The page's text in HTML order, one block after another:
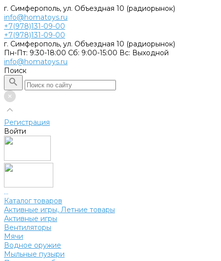
г. Симферополь, ул. Объездная 10 (радиорынок)
info@homatoys.ru
+7(978)131-09-00
+7(978)131-09-00
г. Симферополь, ул. Объездная 10 (радиорынок)
Пн-Пт: 9:30-18:00 Cб: 9:00-15:00 Вс: Выходной
info@homatoys.ru
Поиск
Регистрация
Войти
...
Каталог товаров
Активные игры, Летние товары
Активные игры
Вентиляторы
Мячи
Водное оружие
Мыльные пузыри